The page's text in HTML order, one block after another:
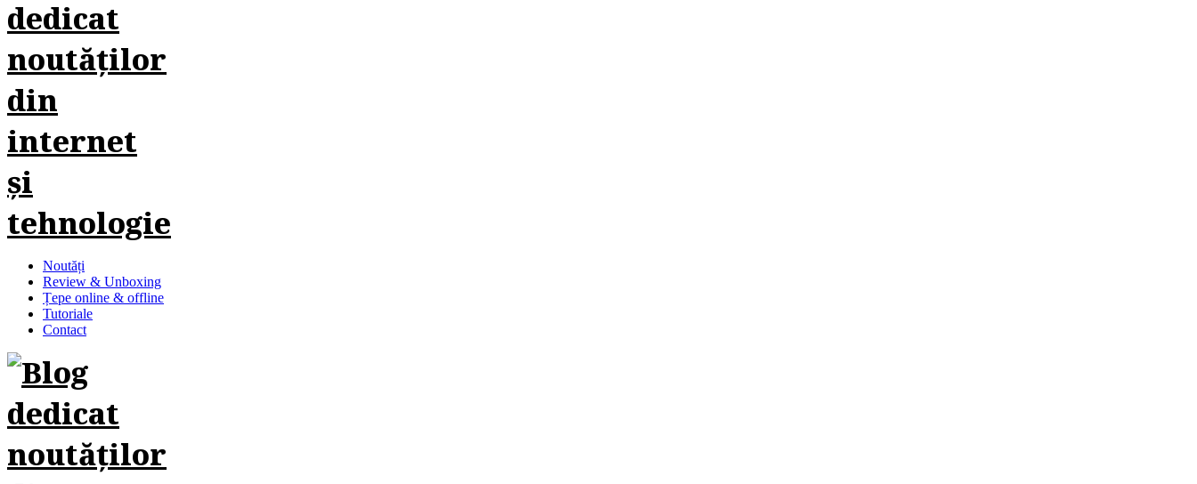
Noutăți
Review & Unboxing
Țepe online & offline
Tutoriale
Contact